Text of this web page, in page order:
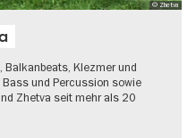
© Zhetva
Balkanbeats, Klezmer und
und Percussion sowie
Zhetva seit mehr als 20